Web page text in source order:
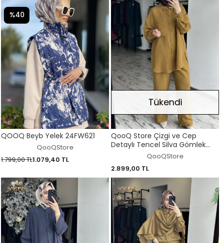
QOOQ Beyb Yelek 24FW621
QooQStore
1.799,00 TL1.079,40 TL
%40
Tükendi
QooQ Store Çizgi ve Cep
Detaylı Tencel Silva Gömlek
QooQStore
2.899,00 TL